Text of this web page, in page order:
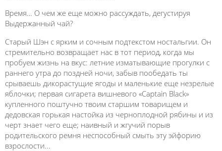
Время… О чем же еще можно рассуждать, дегустируя
Выдержанный чай?
Старый Шэн с ярким и сочным подтекстом ностальгии. Он
стремительно возвращает нас в тот период, когда мы
пробуем жизнь на вкус: летние изматывающие прогулки с
раннего утра до поздней ночи, забыв пообедать ты
срываешь дикорастущие ягоды и маленькие еще незрелые
яблочки; первая сигарета вишневого «Captain Black»
купленного поштучно твоим старшим товарищем и
дедовская горькая настойка из черноплодной рябины и из
черт знает чего еще; наивный и жгучий порыв
родительского ремня неспособный смыть эту эйфорию
взрослости...